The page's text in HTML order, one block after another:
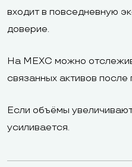
входит в повседневную
доверие.
На MEXC можно
связанных активов
Если объёмы
усиливается.